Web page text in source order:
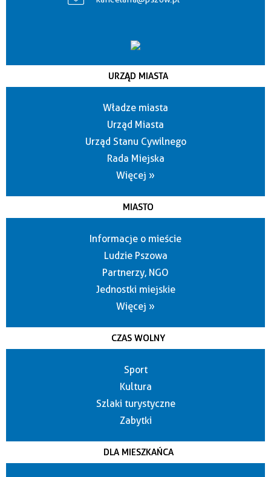
URZĄD MIASTA
Władze miasta
Urząd Miasta
Urząd Stanu Cywilnego
Rada Miejska
Więcej »
MIASTO
Informacje o mieście
Ludzie Pszowa
Partnerzy, NGO
Jednostki miejskie
Więcej »
CZAS WOLNY
Sport
Kultura
Szlaki turystyczne
Zabytki
DLA MIESZKAŃCA